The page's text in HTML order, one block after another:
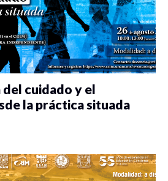
cuidado y el
la práctica situada